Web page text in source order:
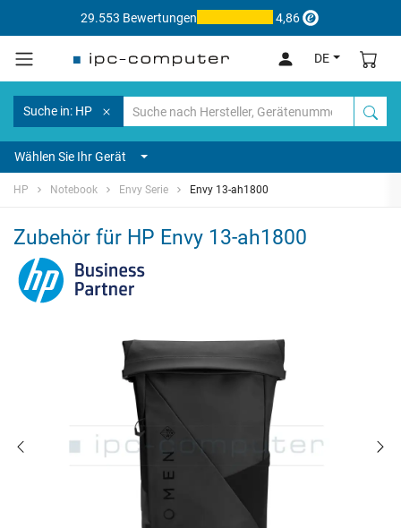
29.553 Bewertungen 4,86
DE
Suche in: HP
Wählen Sie Ihr Gerät
HP Notebook Envy Serie Envy 13-ah1800
Zubehör für HP Envy 13-ah1800